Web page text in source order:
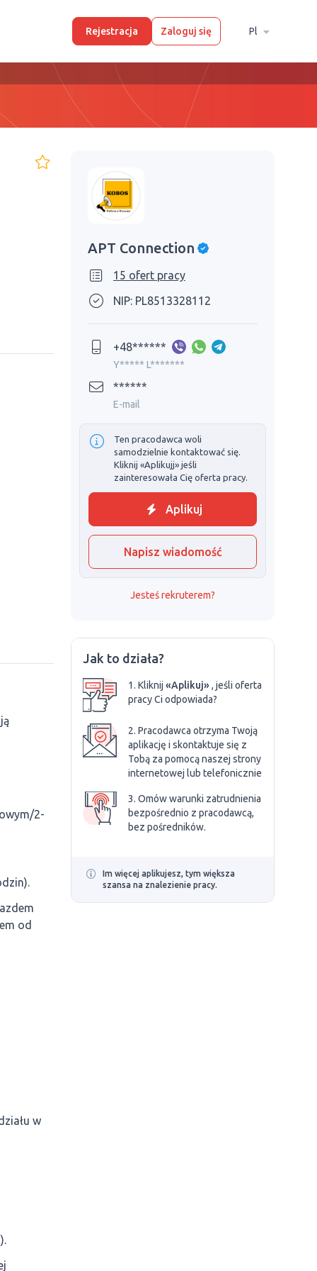
Rejestracja Zaloguj się Pl
2-
od
w
APT Connection
15 ofert pracy
NIP: PL8513328112
+48******
Y***** L*******
******
E-mail
Ten pracodawca woli
samodzielnie kontaktować się.
Kliknij «Aplikujj» jeśli
zainteresowała Cię oferta pracy.
Aplikuj
Napisz wiadomość
Jesteś rekruterem?
Jak to działa?
1. Kliknij «Aplikuj», jeśli oferta
pracy Ci odpowiada?
2. Pracodawca otrzyma Twoją
aplikację i skontaktuje się z
Tobą za pomocą naszej strony
internetowej lub telefonicznie
3. Omów warunki zatrudnienia
bezpośrednio z pracodawcą,
bez pośredników.
Im więcej aplikujesz, tym większa
szansa na znalezienie pracy.